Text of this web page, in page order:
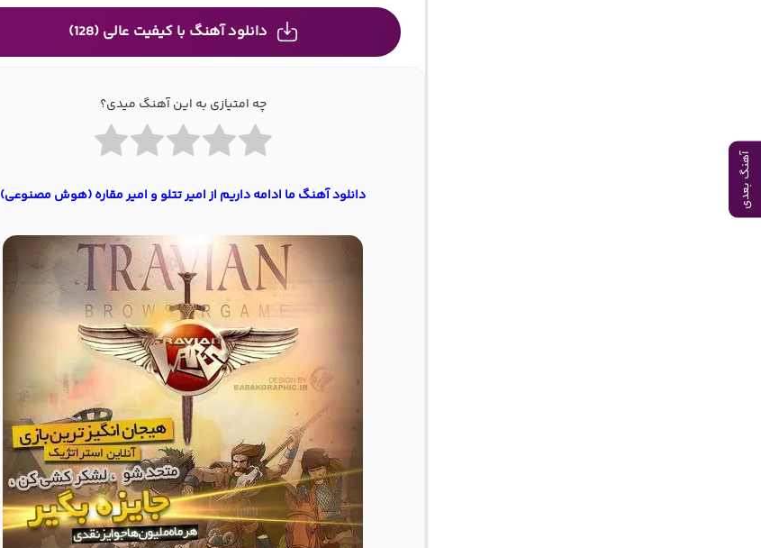
آهنگ بعدی
دانلود آهنگ با کیفیت عالی (128)
چه امتیازی به این آهنگ میدی؟
دانلود آهنگ ما ادامه داریم از امیر تتلو و امیر مقاره (هوش مصنوعی)